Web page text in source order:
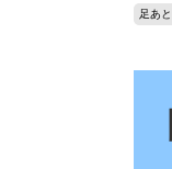
足あと